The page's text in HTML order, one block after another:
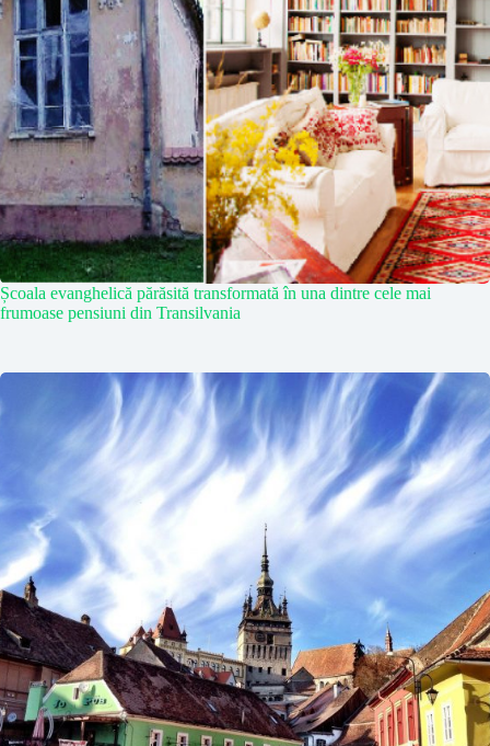
Școala evanghelică părăsită transformată în una dintre cele mai
frumoase pensiuni din Transilvania